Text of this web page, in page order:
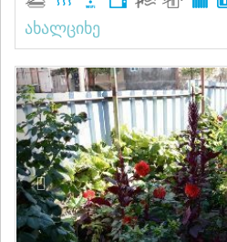
ახალციხე
Previous